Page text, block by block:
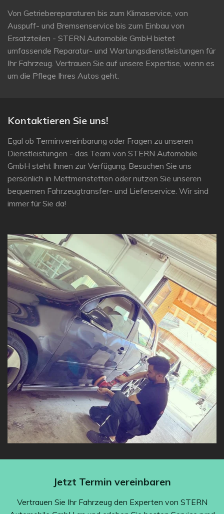
Von Getriebereparaturen bis zum Klimaservice, von
Auspuff- und Bremsenservice bis zum Einbau von
Ersatzteilen - STERN Automobile GmbH bietet
umfassende Reparatur- und Wartungsdienstleistungen für
Ihr Fahrzeug. Vertrauen Sie auf unsere Expertise, wenn es
um die Pflege Ihres Autos geht.
Kontaktieren Sie uns!
Egal ob Terminvereinbarung oder Fragen zu unseren
Dienstleistungen - das Team von STERN Automobile
GmbH steht Ihnen zur Verfügung. Besuchen Sie uns
persönlich in Mettmenstetten oder nutzen Sie unseren
bequemen Fahrzeugtransfer- und Lieferservice. Wir sind
immer für Sie da!
Jetzt Termin vereinbaren
Vertrauen Sie Ihr Fahrzeug den Experten von STERN